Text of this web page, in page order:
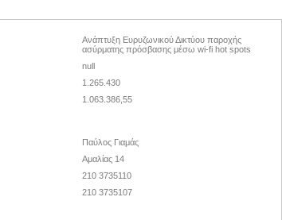
Ανάπτυξη Ευρυζωνικού Δικτύου παροχής
ασύρματης πρόσβασης μέσω wi-fi hot spots
null
1.265.430
1.063.386,55
Παύλος Γιαμάς
Αμαλίας 14
210 3735110
210 3735107